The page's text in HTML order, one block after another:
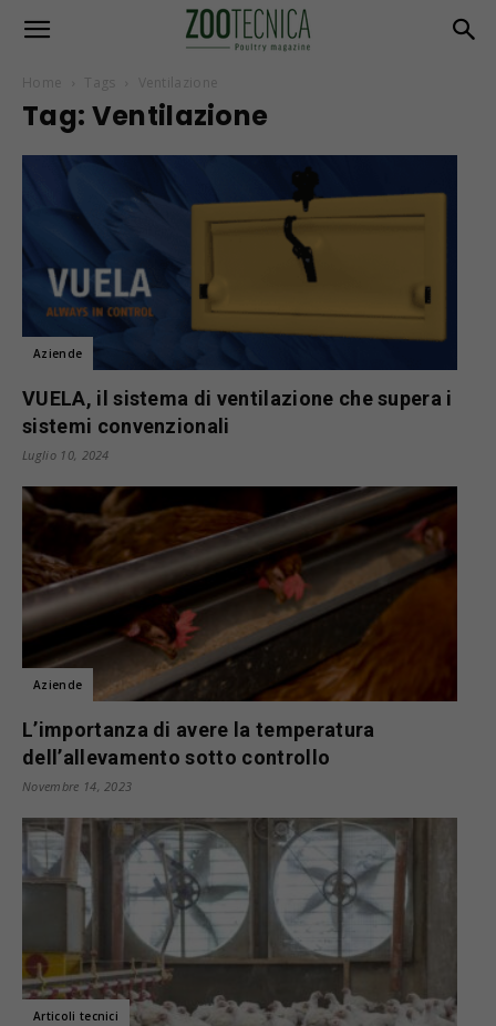
Home Tags Ventilazione
Tag: Ventilazione
Aziende
VUELA, il sistema di ventilazione che supera i
sistemi convenzionali
Luglio 10, 2024
Aziende
L’importanza di avere la temperatura
dell’allevamento sotto controllo
Novembre 14, 2023
Articoli tecnici